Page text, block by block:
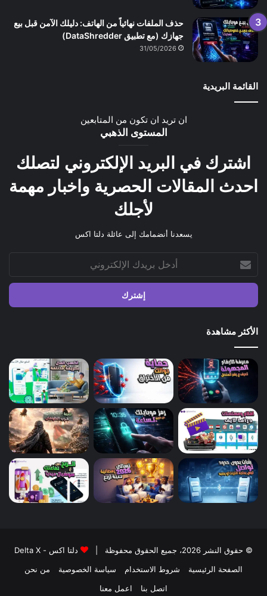
حذف الملفات نهائياً من الهاتف: دليلك الآمن قبل بيع
جهازك (مع تطبيق DataShredder)
31/05/2026
القائمة البريدية
ان تريد ان تكون من المتابعين
المستوى الذهبي
اشترك في البريد الإلكتروني لتصلك
احدث المقالات الحصرية واخبار مهمة
لأجلك
يسعدنا أنضمامك إلى عائلة دلتا اكس
بريدك
الإلكتروني
الأكثر مشاهدة
© حقوق النشر 2026، جميع الحقوق محفوظة |
دلتا اكس - Delta X
الصفحة الرئيسية
شروط الاستخدام سياسة الخصوصية
من نحن
اتصل بنا
اعمل معنا